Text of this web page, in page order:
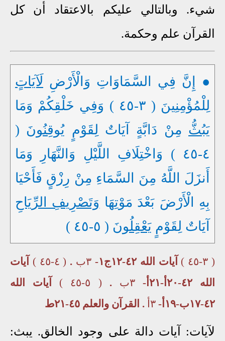
شيء. وبالتالي عليكم بالاعتقاد أن كل
القرآن علم وحكمة.
● إِنَّ فِي السَّمَاوَاتِ وَالْأَرْضِ لَآيَاتٍ
لِلْمُؤْمِنِينَ ( ٣-٤٥ ) وَفِي خَلْقِكُمْ وَمَا
يَبُثُّ مِنْ دَابَّةٍ آيَاتٌ لِقَوْمٍ يُوقِنُونَ (
٤-٤٥ ) وَاخْتِلَافِ اللَّيْلِ وَالنَّهَارِ وَمَا
أَنزَلَ اللَّهُ مِنَ السَّمَاءِ مِنْ رِزْقٍ فَأَحْيَا
بِهِ الْأَرْضَ بَعْدَ مَوْتِهَا وَتَصْرِيفِ الرِّيَاحِ
آيَاتٌ لِقَوْمٍ يَعْقِلُونَ ( ٥-٤٥ )
( ٣-٤٥ ) آيات الله ٤٢-١٢ج١- ٣ب . ( ٤-٤٥ )
آيات
الله ٤٢-٢٠أ-٢١أ-
٣ب . ( ٥-٤٥ )
آيات الله
٤٢-١٧ب-١٩أ-
٣أ . القرآن والعلم ٤٥-٢١ط
لآيات: آيات دالة على وجود الخالق. يبث: